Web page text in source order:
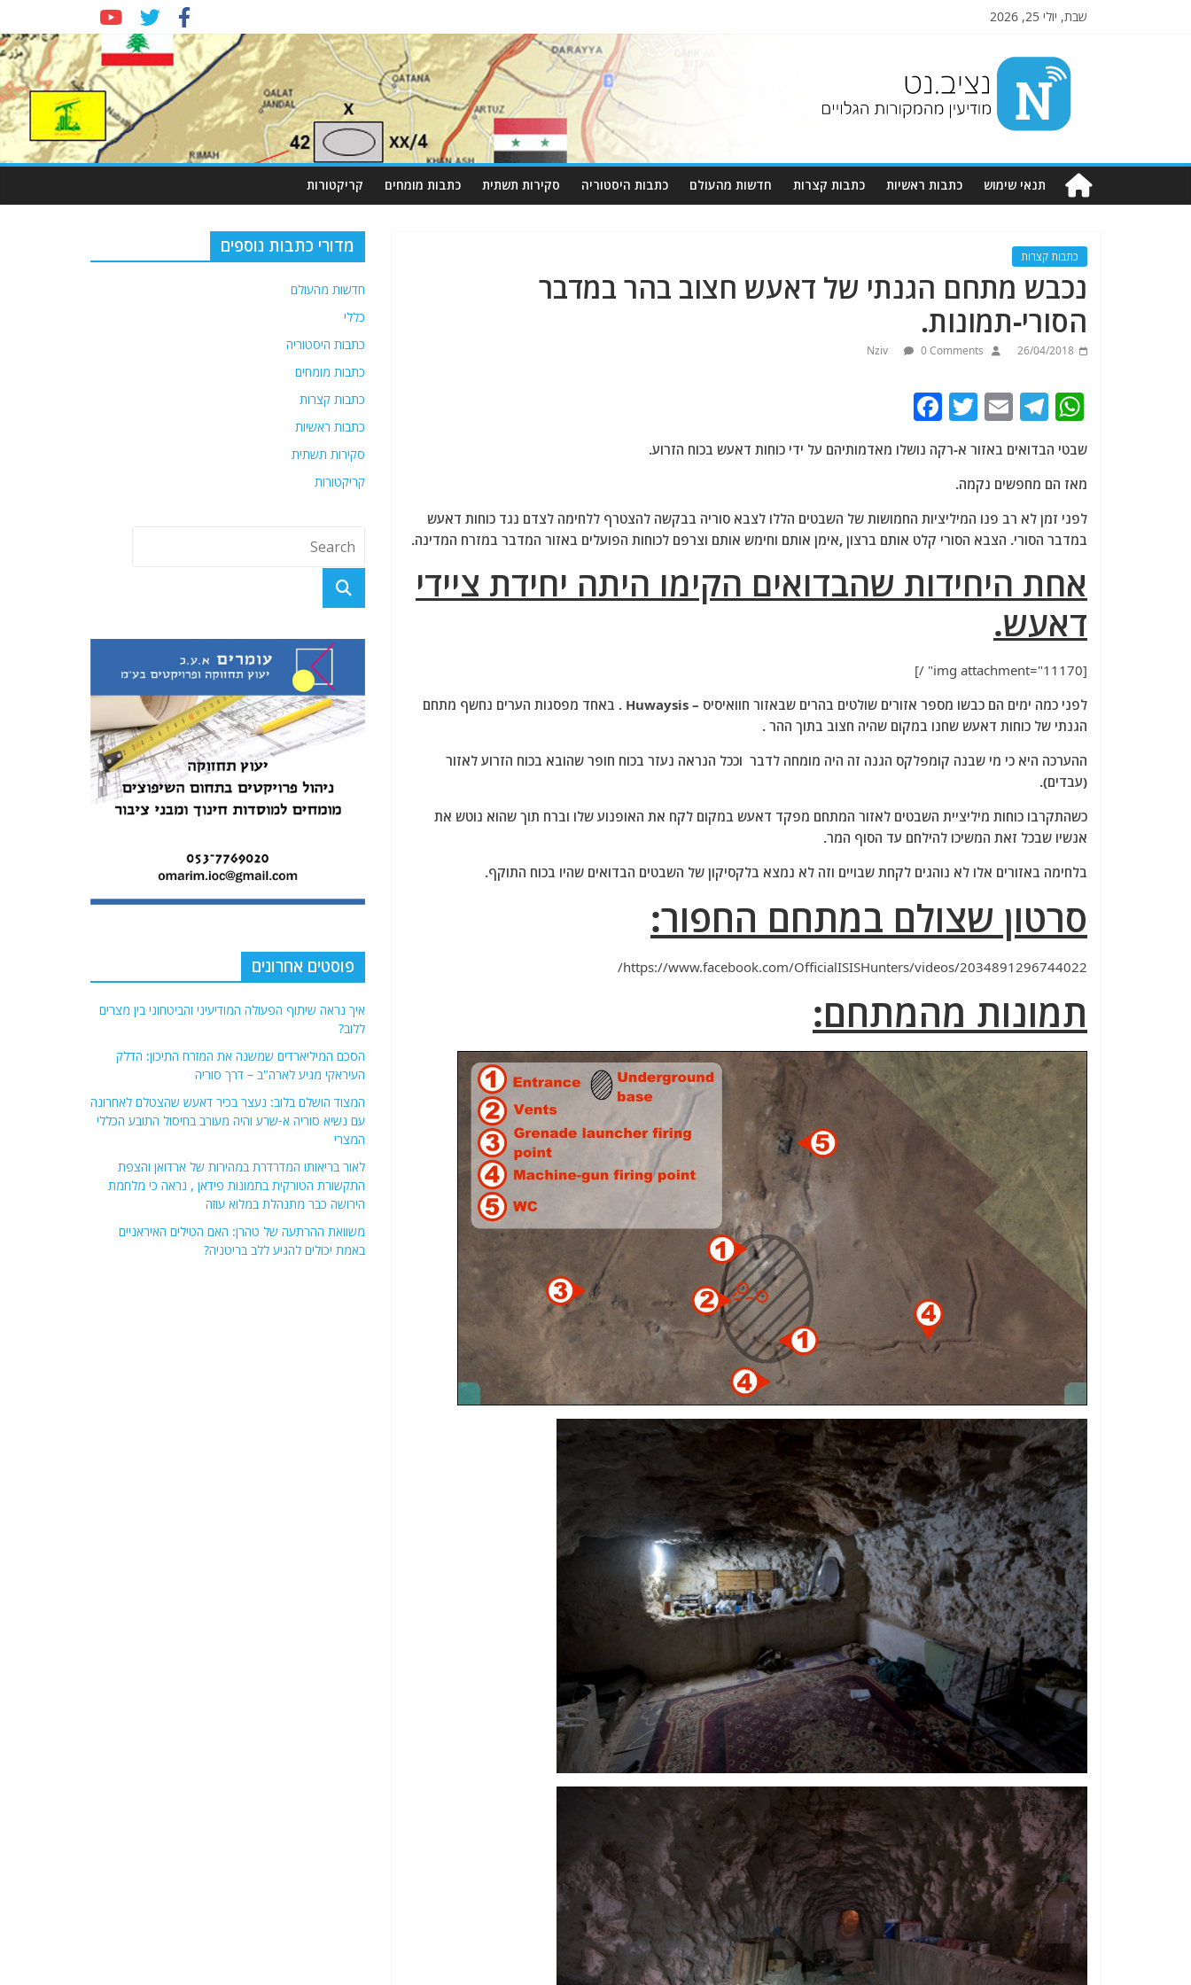
שבת, יולי 25, 2026
Nziv.net
מודיעין
מהמקורות
תנאי שימוש כתבות ראשיות כתבות קצרות חדשות מהעולם כתבות היסטוריה סקירות תשתית כתבות מומחים קריקטורות
כתבות קצרות
נכבש מתחם הגנתי של דאעש חצוב בהר במדבר
הסורי-תמונות.
26/04/2018
Nziv 0 Comments
W
at
s
A
p
p
T
e
g
ra
m
E
ai
l
T
itt
a
c
b
o
o
k
שבטי הבדואים באזור א-רקה נושלו מאדמותיהם על ידי כוחות דאעש בכוח הזרוע.
מאז הם מחפשים נקמה.
לפני זמן לא רב פנו המיליציות החמושות של השבטים הללו לצבא סוריה בבקשה להצטרף ללחימה לצדם נגד כוחות דאעש
במדבר הסורי. הצבא הסורי קלט אותם ברצון ,אימן אותם וחימש אותם וצרפם לכוחות הפועלים באזור המדבר במזרח המדינה.
אחת היחידות שהבדואים הקימו היתה יחידת ציידי
דאעש.
[img attachment="11170" /]
לפני כמה ימים הם כבשו מספר אזורים שולטים בהרים שבאזור חוואיסיס – Huwaysis . באחד מפסגות הערים נחשף מתחם
הגנתי של כוחות דאעש שחנו במקום שהיה חצוב בתוך ההר .
ההערכה היא כי מי שבנה קומפלקס הגנה זה היה מומחה לדבר וככל הנראה נעזר בכוח חופר שהובא בכוח הזרוע לאזור
(עבדים).
כשהתקרבו כוחות מיליציית השבטים לאזור המתחם מפקד דאעש במקום לקח את האופנוע שלו וברח תוך שהוא נוטש את
אנשיו שבכל זאת המשיכו להילחם עד הסוף המר.
בלחימה באזורים אלו לא נוהגים לקחת שבויים וזה לא נמצא בלקסיקון של השבטים הבדואים שהיו בכוח התוקף.
סרטון שצולם במתחם החפור:
https://www.facebook.com/OfficialISISHunters/videos/2034891296744022/
תמונות מהמתחם:
מדורי כתבות נוספים
חדשות מהעולם
כללי
כתבות היסטוריה
כתבות מומחים
כתבות קצרות
כתבות ראשיות
סקירות תשתית
קריקטורות
פוסטים אחרונים
איך נראה שיתוף הפעולה המודיעיני והביטחוני בין מצרים
ללוב?
הסכם המיליארדים שמשנה את המזרח התיכון: הדלק
העיראקי מגיע לארה"ב – דרך סוריה
המצוד הושלם בלוב: נעצר בכיר דאעש שהצטלם לאחרונה
עם נשיא סוריה א-שרע והיה מעורב בחיסול התובע הכללי
המצרי
לאור בריאותו המדרדרת במהירות של ארדואן והצפת
התקשורת הטורקית בתמונות פידאן , נראה כי מלחמת
הירושה כבר מתנהלת במלוא עוזה
משוואת ההרתעה של טהרן: האם הטילים האיראניים
באמת יכולים להגיע ללב בריטניה?